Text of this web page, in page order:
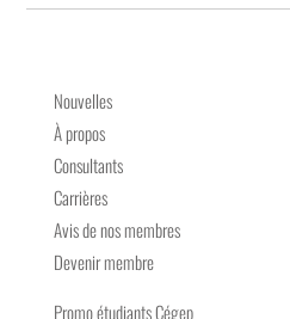
Nouvelles
À propos
Consultants
Carrières
Avis de nos membres
Devenir membre
Promo étudiants Cégep